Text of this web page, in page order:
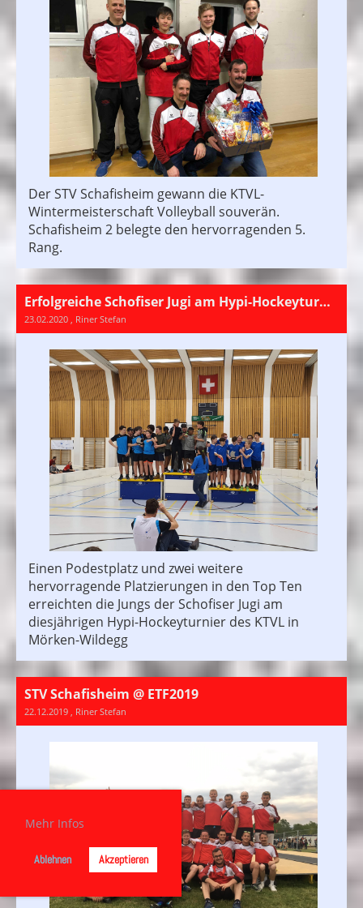
Mehr Infos
Ablehnen Akzeptieren
Der STV Schafisheim gewann die KTVL-
Wintermeisterschaft Volleyball souverän.
Schafisheim 2 belegte den hervorragenden 5.
Rang.
Erfolgreiche Schofiser Jugi am Hypi-Hockeyturnier
23.02.2020 , Riner Stefan
Einen Podestplatz und zwei weitere
hervorragende Platzierungen in den Top Ten
erreichten die Jungs der Schofiser Jugi am
diesjährigen Hypi-Hockeyturnier des KTVL in
Mörken-Wildegg
STV Schafisheim @ ETF2019
22.12.2019 , Riner Stefan